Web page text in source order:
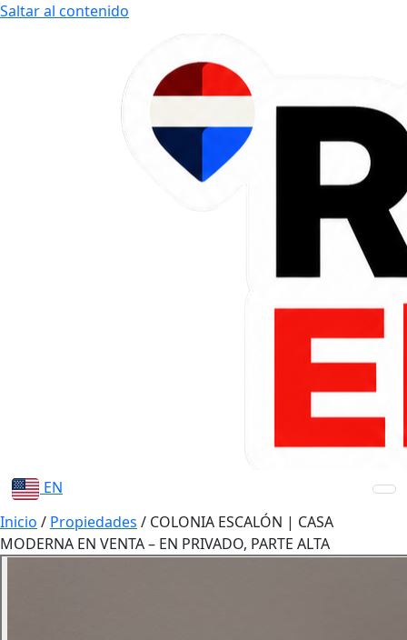
Saltar al contenido
EN
Inicio / Propiedades / COLONIA ESCALÓN | CASA
MODERNA EN VENTA – EN PRIVADO, PARTE ALTA